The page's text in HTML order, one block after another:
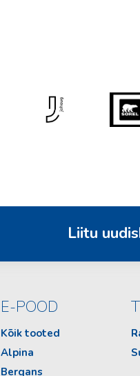
Liitu
E-POOD
Kõik tooted
Alpina
Bergans